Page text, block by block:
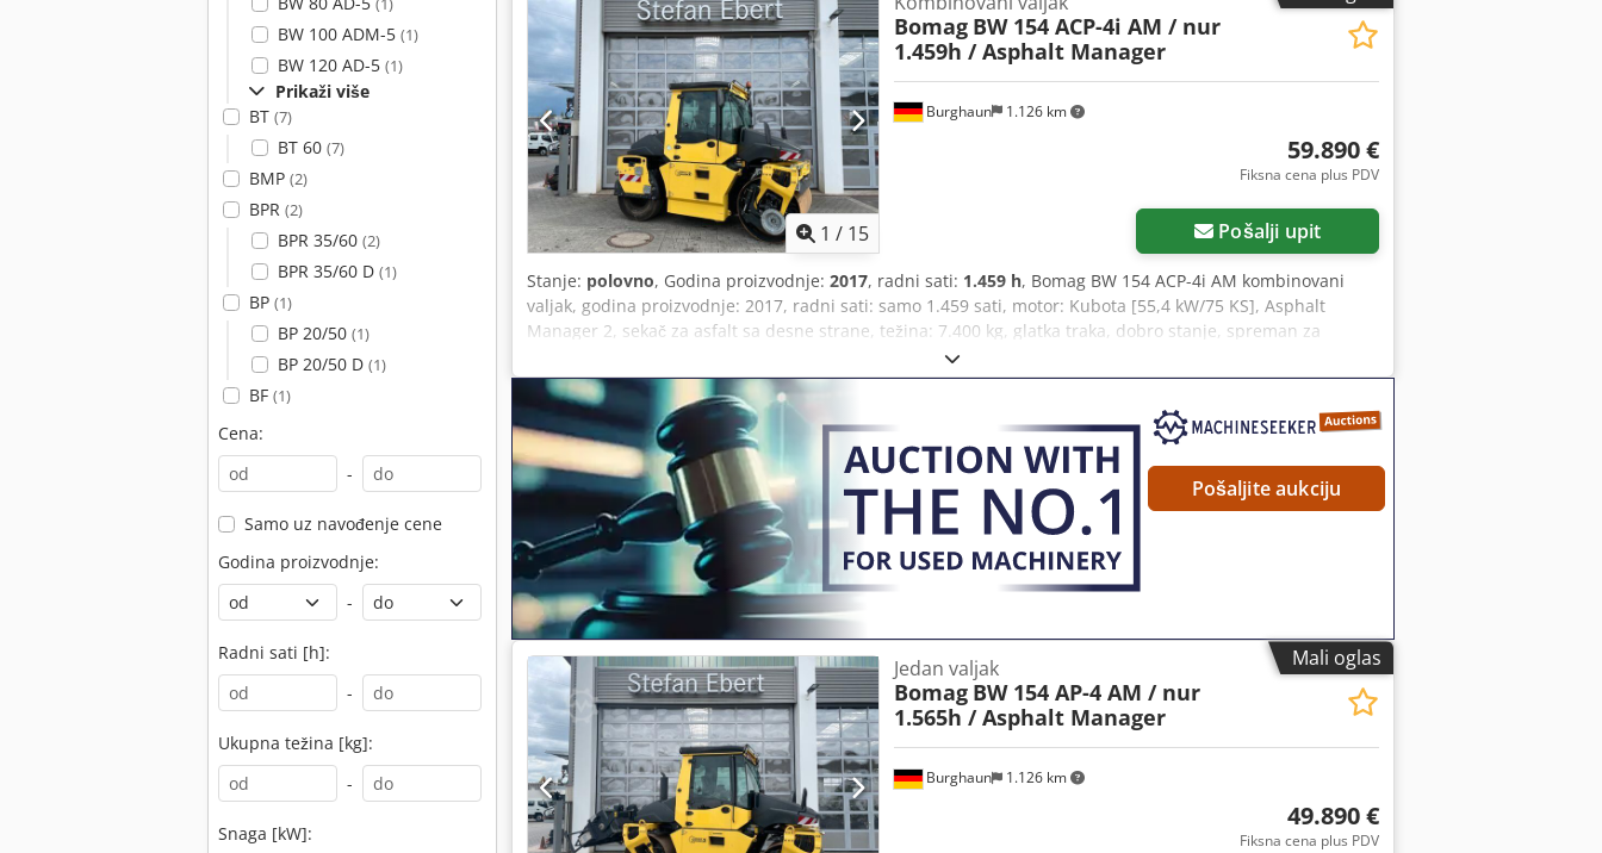
(1)
BW 100 ADM-5 (1)
BW 120 AD-5 (1)
Prikaži više
BT (7)
BT 60 (7)
BMP (2)
BPR (2)
BPR 35/60 (2)
BPR 35/60 D (1)
BP (1)
BP 20/50 (1)
BP 20/50 D (1)
BF (1)
Cena:
-
Samo uz navođenje cene
Godina proizvodnje:
-
Radni sati [h]:
-
Ukupna težina [kg]:
-
Snaga [kW]:
za dodatne informacije.
1 / 15
Burghaun 1.126 km
Bomag BW 154 ACP-4i AM / nur
1.459h / Asphalt Manager
59.890 €
Fiksna cena plus PDV
Pošalji upit
Stanje: polovno, Godina proizvodnje: 2017, radni sati: 1.459 h, Bomag BW 154 ACP-4i AM kombinovani
valjak, godina proizvodnje: 2017, radni sati: samo 1.459 sati, motor: Kubota [55,4 kW/75 KS], Asphalt
Manager 2, sekač za asfalt sa desne strane, težina: 7.400 kg, glatka traka, dobro stanje, spreman za
neposrednu upotrebu. Na zahtev, dostavićemo vam ponudu za lizing ili finansiranje; gospodin Mihm (Tel.
će vam rado pomoći. Dodatne informacije možete pronaći na našoj veb stranici. Podložno greškama i
prethodnoj prodaji! Moguće izdavanje u zakup. = Dodatne informacije = Codpfezq Tzmox Anuerf Obratite
se Tobiasu Eबर्टu za više informacija.
Pošaljite aukciju
Mali oglas
Burghaun 1.126 km
Jedan valjak
Bomag BW 154 AP-4 AM / nur
1.565h / Asphalt Manager
49.890 €
Fiksna cena plus PDV